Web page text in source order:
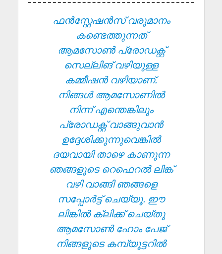
ഫൻസ്റ്റേഷൻസ് വരുമാനം
കണ്ടെത്തുന്നത്
ആമസോൺ പ്രോഡക്റ്റ്
സെല്ലിങ് വഴിയുള്ള
കമ്മീഷൻ വഴിയാണ്.
നിങ്ങൾ ആമസോണിൽ
നിന്ന് എന്തെങ്കിലും
പ്രോഡക്റ്റ് വാങ്ങുവാൻ
ഉദ്ദേശിക്കുന്നുവെങ്കിൽ
ദയവായി താഴെ കാണുന്ന
ഞങ്ങളുടെ റെഫെറൽ ലിങ്ക്
വഴി വാങ്ങി ഞങ്ങളെ
സപ്പോർട്ട് ചെയ്യൂ. ഈ
ലിങ്കിൽ ക്ലിക്ക് ചെയ്തു
ആമസോൺ ഹോം പേജ്
നിങ്ങളുടെ കമ്പ്യൂട്ടറിൽ